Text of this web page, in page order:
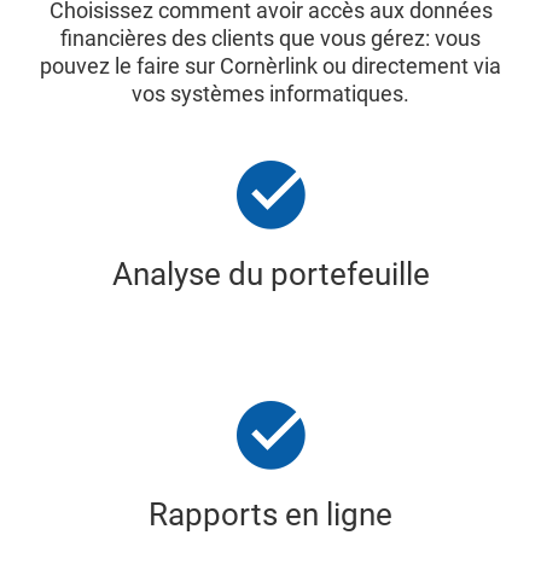
Choisissez comment avoir accès aux données
financières des clients que vous gérez: vous
pouvez le faire sur Cornèrlink ou directement via
vos systèmes informatiques.
Analyse du portefeuille
Rapports en ligne